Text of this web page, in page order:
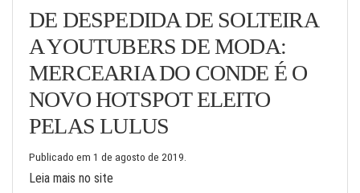
DE DESPEDIDA DE SOLTEIRA
A YOUTUBERS DE MODA:
MERCEARIA DO CONDE É O
NOVO HOTSPOT ELEITO
PELAS LULUS
Publicado em 1 de agosto de 2019
Leia mais no site